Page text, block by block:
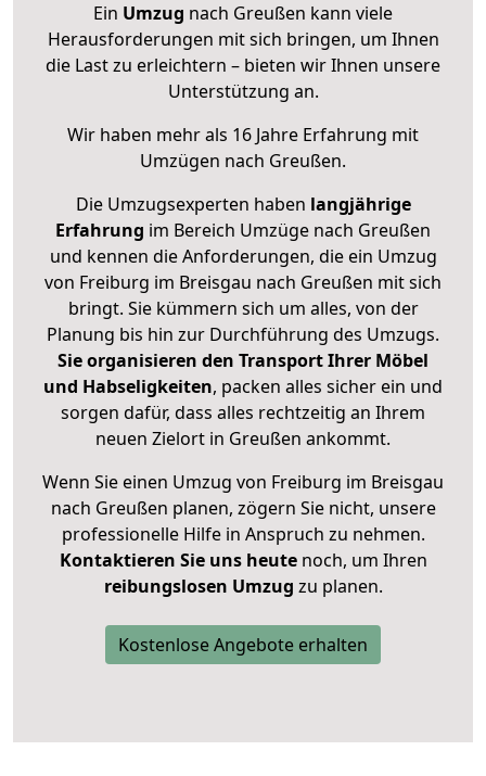
Ein Umzug nach Greußen kann viele
Herausforderungen mit sich bringen, um Ihnen
die Last zu erleichtern – bieten wir Ihnen unsere
Unterstützung an.
Wir haben mehr als 16 Jahre Erfahrung mit
Umzügen nach Greußen.
Die Umzugsexperten haben langjährige
Erfahrung im Bereich Umzüge nach Greußen
und kennen die Anforderungen, die ein Umzug
von Freiburg im Breisgau nach Greußen mit sich
bringt. Sie kümmern sich um alles, von der
Planung bis hin zur Durchführung des Umzugs.
Sie organisieren den Transport Ihrer Möbel
und Habseligkeiten, packen alles sicher ein und
sorgen dafür, dass alles rechtzeitig an Ihrem
neuen Zielort in Greußen ankommt.
Wenn Sie einen Umzug von Freiburg im Breisgau
nach Greußen planen, zögern Sie nicht, unsere
professionelle Hilfe in Anspruch zu nehmen.
Kontaktieren Sie uns heutenoch, um Ihren
reibungslosen Umzug zu planen.
Kostenlose Angebote erhalten